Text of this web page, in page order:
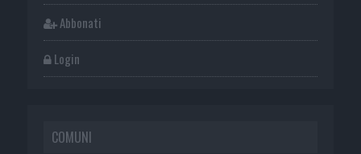
Abbonati
Login
COMUNI